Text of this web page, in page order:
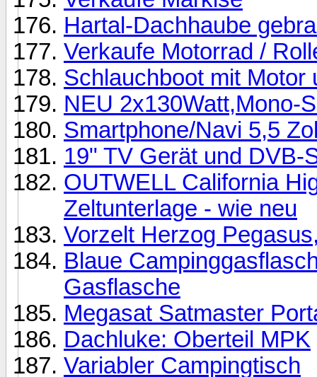
Hartal-Dachhaube
Verkaufe Motorrad /
Schlauchboot mit Motor
NEU 2x130Watt,Mono-
Smartphone/Navi 5,5
19" TV Gerät und DVB-
OUTWELL California
Zeltunterlage - wie neu
Vorzelt Herzog
Blaue
Gasflasche
Megasat Satmaster
Dachluke: Oberteil MPK
Variabler Campingtisch